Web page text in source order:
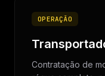
OPERAÇÃO
Contratação de